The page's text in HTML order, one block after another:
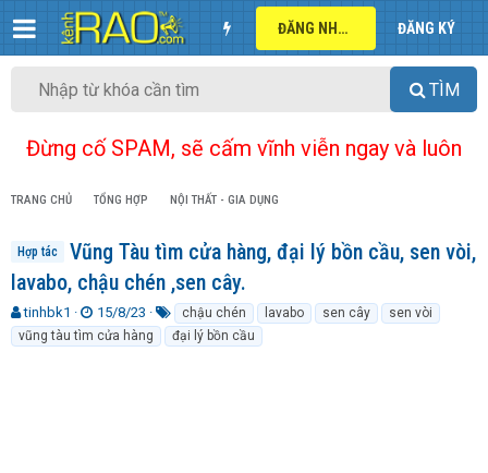
ĐĂNG NHẬP ĐĂNG KÝ
TÌM
Đừng cố SPAM, sẽ cấm vĩnh viễn ngay và luôn
TRANG CHỦ TỔNG HỢP NỘI THẤT - GIA DỤNG
Hợp tác
Vũng Tàu tìm cửa hàng, đại lý bồn cầu, sen vòi,
lavabo, chậu chén ,sen cây.
T
h
r
tinhbk1
N
g
à
15/8/23
ừ
k
chậu chén lavabo sen cây
sen vòi
vũng tàu tìm cửa hàng
đại lý bồn cầu